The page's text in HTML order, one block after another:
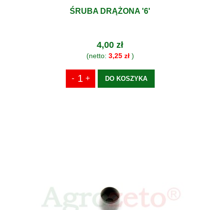
ŚRUBA DRĄŻONA '6'
4,00 zł
(netto: 3,25 zł)
DO KOSZYKA